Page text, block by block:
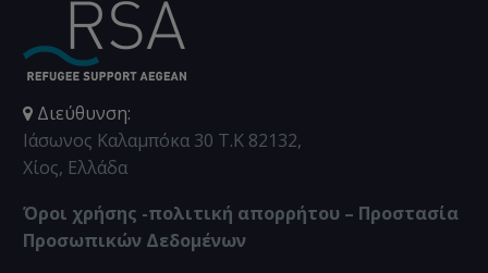
Διεύθυνση:
Ιάσωνος Καλαμπόκα 30 Τ.Κ 82132,
Χίος, Ελλάδα
Όροι χρήσης -πολιτική απορρήτου – Προστασία
Προσωπικών Δεδομένων